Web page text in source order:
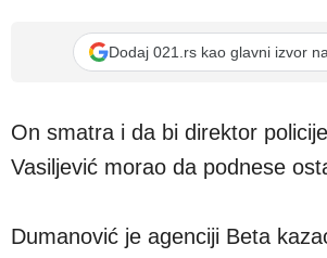
Dodaj 021.rs kao glavni izvor
On smatra i da bi direktor
Vasiljević morao da podnese
Dumanović je agenciji Beta